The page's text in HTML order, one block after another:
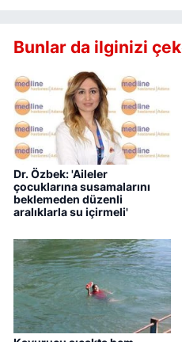
Bunlar da ilginizi
Dr. Özbek: 'Aileler
çocuklarına susamalarını
beklemeden düzenli
aralıklarla su içirmeli'